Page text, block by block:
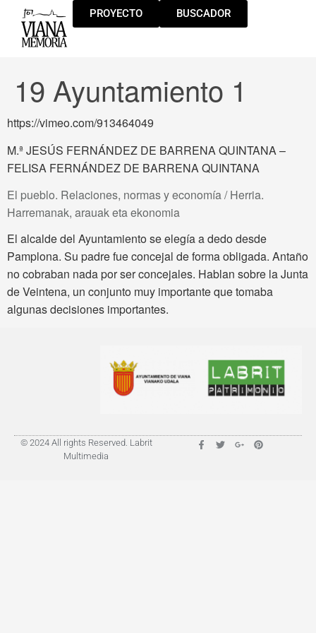
PROYECTO BUSCADOR
19 Ayuntamiento 1
https://vimeo.com/913464049
M.ª JESÚS FERNÁNDEZ DE BARRENA QUINTANA –
FELISA FERNÁNDEZ DE BARRENA QUINTANA
El pueblo. Relaciones, normas y economía / Herria.
Harremanak, arauak eta ekonomia
El alcalde del Ayuntamiento se elegía a dedo desde
Pamplona. Su padre fue concejal de forma obligada. Antaño
no cobraban nada por ser concejales. Hablan sobre la Junta
de Veintena, un conjunto muy importante que tomaba
algunas decisiones importantes.
© 2024 All rights Reserved. Labrit
Multimedia